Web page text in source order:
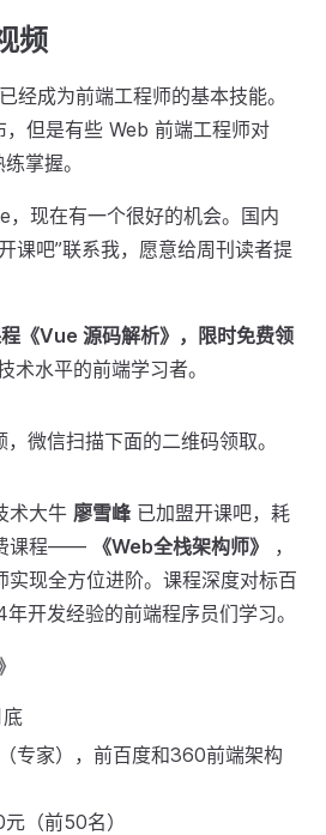
频
经成为前端工程师的基本技能。
但是有些 Web 前端工程师对
掌握。
，现在有一个很好的机会。国内
课吧”联系我，愿意给周刊读者提
《Vue 源码解析》，限时免费领
术水平的前端学习者。
微信扫描下面的二维码领取。
术大牛 廖雪峰已加盟开课吧，耗
课程——
《Web全栈架构师》
，
实现全方位进阶。课程深度对标百
开发经验的前端程序员们学习。
专家），前百度和360前端架构
（前50名）